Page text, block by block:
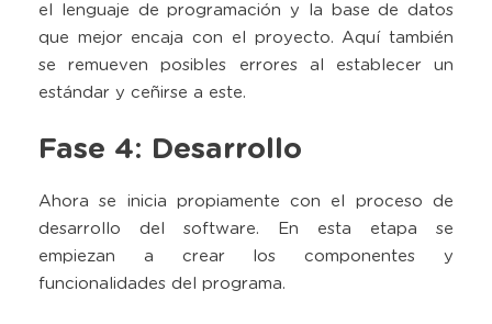
el lenguaje de programación y la base de datos
que mejor encaja con el proyecto. Aquí también
se remueven posibles errores al establecer un
estándar y ceñirse a este.
Fase 4: Desarrollo
Ahora se inicia propiamente con el proceso de
desarrollo del software. En esta etapa se
empiezan a crear los componentes y
funcionalidades del programa.